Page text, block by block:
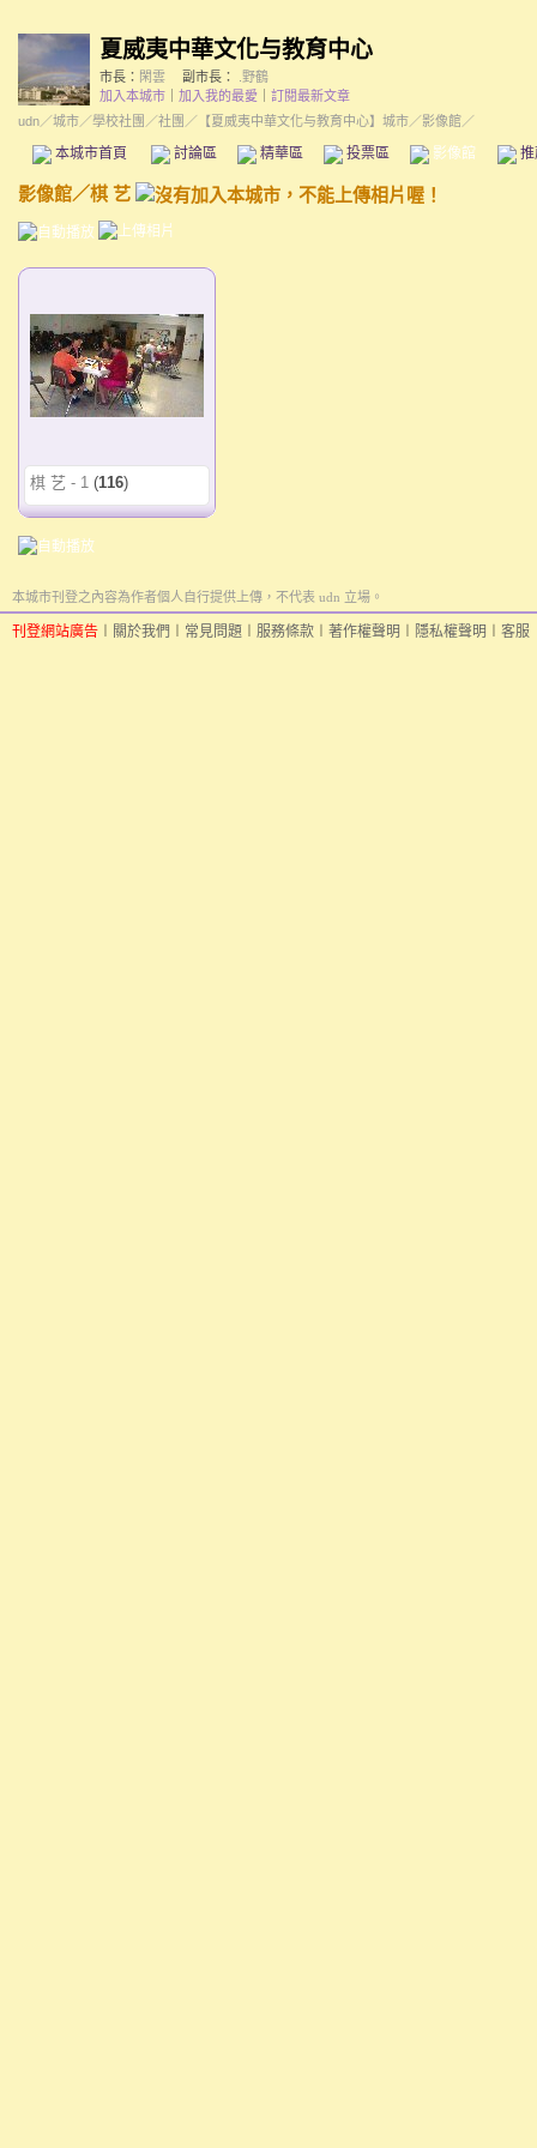
夏威夷中華文化与教育中心
市長： 閑雲 副市長：
.野鶴
加入本城市
加入我的最愛
訂閱最新文章
udn／城市／學校社團 ／社團 ／ 【夏威夷中華文化与教育中心】城市／影像館／
本城市首頁 討論區 精華區 投票區 影像館
影像館／棋 艺
棋 艺 - 1 (116)
本城市刊登之內容為作者個人自行提供上傳，不代表 udn 立場。
刊登網站廣告 關於我們 常見問題 服務條款 著作權聲明 隱私權聲明 客服